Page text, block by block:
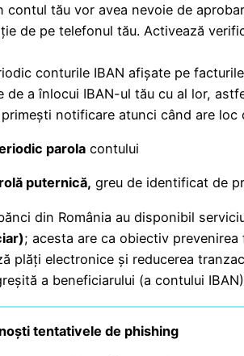
contul tău vor avea nevoie de
de pe telefonul tău. Activează
conturile IBAN afișate pe
de a înlocui IBAN-ul tău cu al lor,
notificare atunci când are loc
parolacontului
puternică, greu de identificat de
din România au disponibil
; acesta are ca obiectiv
plăți electronice și reducerea
a beneficiarului (a contului
tentativele de phishing